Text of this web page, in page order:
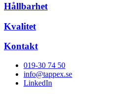
Hållbarhet
Kvalitet
Kontakt
019-30 74 50
info@tappex.se
LinkedIn